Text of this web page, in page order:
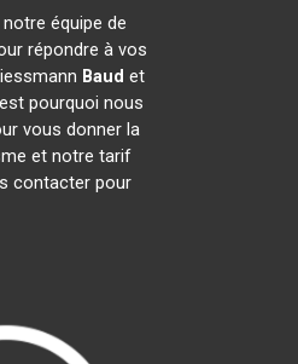
équipe de
répondre à vos
Baud et
pourquoi nous
vous donner la
et notre tarif
contacter pour